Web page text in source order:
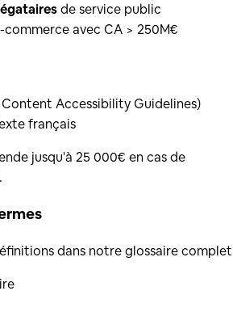
de service public
commerce avec CA > 250M€
Accessibility Guidelines)
français
jusqu'à 25 000€ en cas de
dans notre glossaire complet